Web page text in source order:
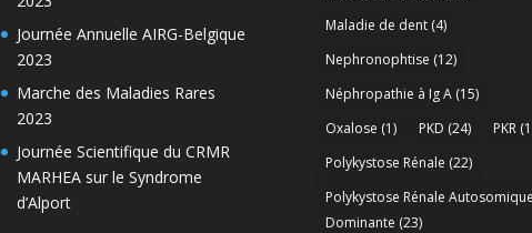
Journée Annuelle AIRG-Belgique
2023
Marche des Maladies Rares
2023
Journée Scientifique du CRMR
MARHEA sur le Syndrome
d’Alport
Maladie de dent(4)
Nephronophtise (12)
Néphropathie à Ig A(15)
Oxalose (1) PKD (24) PKR
Polykystose Rénale (22)
Polykystose Rénale Autosomique
Dominante (23)